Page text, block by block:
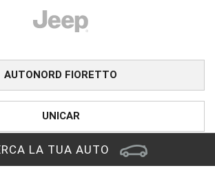
LA TUA AUTO
AUTONORD FIORETTO
UNICAR
CARINI